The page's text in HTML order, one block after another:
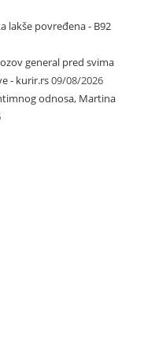
lakše povređena - B92
general pred svima
- kurir.rs09/08/2026
odnosa, Martina